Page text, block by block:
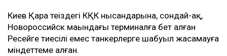
Киев Қара теңіздегі КҚК нысандарына, сондай-ақ,
Новороссийск маңындағы терминалға бет алған
Ресейге тиесілі емес танкерлерге шабуыл жасамауға
міндеттеме алған.